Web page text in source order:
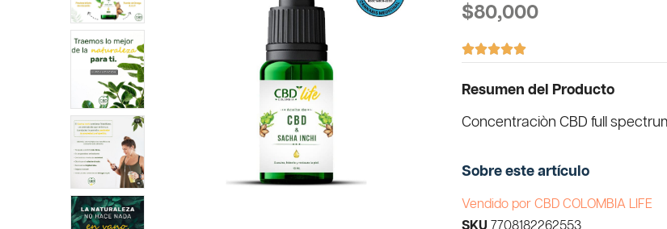
$80,000

Resumen del Producto
Concentraciòn CBD full
Sobre este artículo
Vendido por CBD COLOMBIA LIFE
SKU 7708182262553